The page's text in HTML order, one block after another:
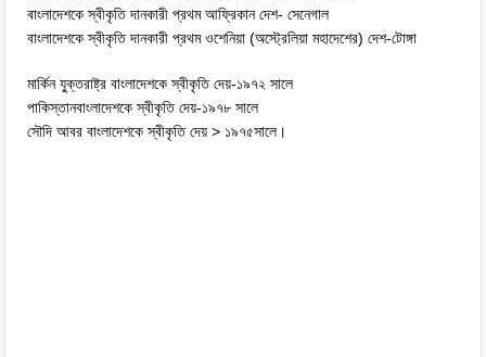
বাংলাদেশকে স্বীকৃতি দানকারী প্রথম আফ্রিকান দেশ- সেনেগাল
বাংলাদেশকে স্বীকৃতি দানকারী প্রথম ওশেনিয়া (অস্ট্রেলিয়া মহাদেশের) দেশ-টোঙ্গা
মার্কিন যু্ক্তরাষ্ট্র বাংলাদেশকে স্বীকৃতি দেয়-১৯৭২ সালে
পাকিস্তানবাংলাদেশকে স্বীকৃতি দেয়-১৯৭৮ সালে
সৌদি আবর বাংলাদেশকে স্বীকৃতি দেয় > ১৯৭৫সালে।